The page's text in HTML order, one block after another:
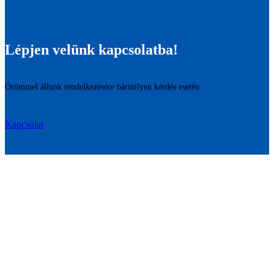
Lépjen velünk kapcsolatba!
Örömmel állunk rendelkezésére bármilyen kérdés esetén.
Kapcsolat